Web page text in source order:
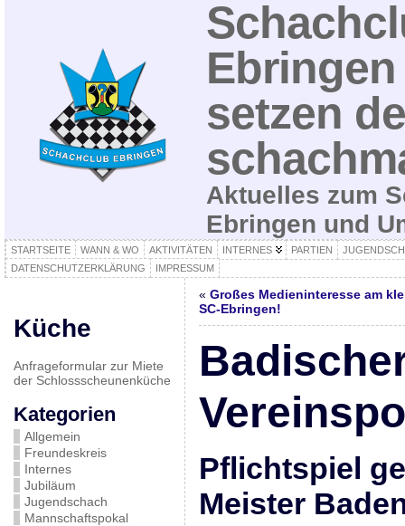
setzen
Aktuelles zum
Ebringen und
STARTSEITE WANN & WO AKTIVITÄTEN INTERNES PARTIEN
DATENSCHUTZERKLÄRUNG
IMPRESSUM
Küche
Anfrageformular zur Miete
der Schlossscheunenküche
Kategorien
Allgemein
Freundeskreis
Internes
Jubiläum
Jugendschach
Mannschaftspokal
« Großes Medieninteresse am
SC-Ebringen!
Pflichtspiel
Meister